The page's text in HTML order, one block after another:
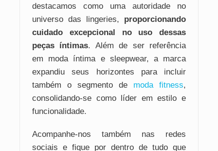
destacamos como uma autoridade no
universo das lingeries, proporcionando
cuidado excepcional no uso dessas
peças íntimas. Além de ser referência
em moda íntima e sleepwear, a marca
expandiu seus horizontes para incluir
também o segmento de moda fitness,
consolidando-se como líder em estilo e
funcionalidade.
Acompanhe-nos também nas redes
sociais e fique por dentro de tudo que